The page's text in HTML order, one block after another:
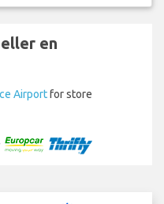
en
Airportfor store